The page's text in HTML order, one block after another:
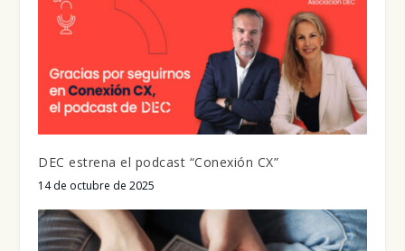
DEC estrena el podcast “Conexión CX”
14 de octubre de 2025